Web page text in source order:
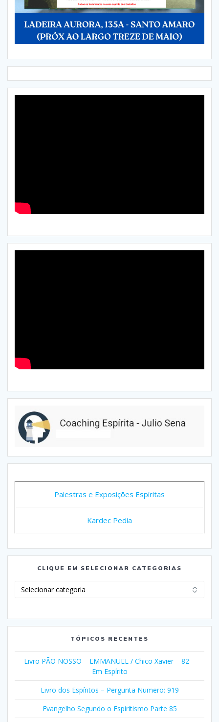
Palestras e Exposições Espíritas
Kardec Pedia
CLIQUE EM SELECIONAR CATEGORIAS
Categorias
TÓPICOS RECENTES
Livro PÃO NOSSO – EMMANUEL / Chico Xavier – 82 –
Em Espírito
Livro dos Espíritos – Pergunta Numero: 919
Evangelho Segundo o Espiritismo Parte 85